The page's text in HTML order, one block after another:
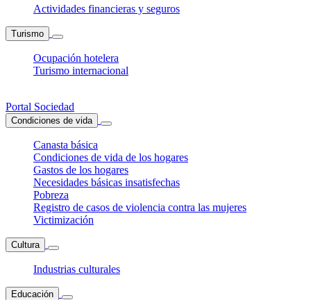
Actividades financieras y seguros
Turismo
Ocupación hotelera
Turismo internacional
Portal Sociedad
Condiciones de vida
Canasta básica
Condiciones de vida de los hogares
Gastos de los hogares
Necesidades básicas insatisfechas
Pobreza
Registro de casos de violencia contra las mujeres
Victimización
Cultura
Industrias culturales
Educación